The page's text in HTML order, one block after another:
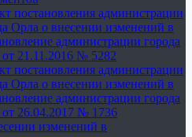
постановления администрации
Орла о внесении изменений в
администрации города
21.11.2016 № 5282
постановления администрации
Орла о внесении изменений в
администрации города
26.04.2017 № 1736
изменений в